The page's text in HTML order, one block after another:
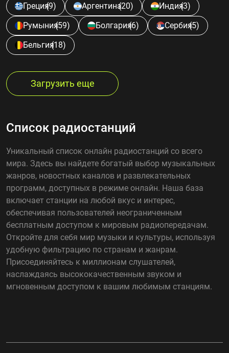
Греция(9) Аргентина(20) Индия(3)
Румыния(59) Болгария(6) Сербия(5)
Бельгия(18)
Загрузить еще
Список радиостанций
Уникальный список онлайн радиостанций со всего
мира. Здесь вы найдете богатый выбор музыкальных
жанров, новостных каналов и развлекательных
программ, доступных в режиме онлайн. Наша база
включает станции на любой вкус и интерес,
обеспечивая пользователей неограниченным
бесплатным доступом к мировым радиопередачам.
Откройте для себя мир музыки и культуры, используя
удобную фильтрацию по странам и жанрам.
Присоединяйтесь к миллионам слушателей,
наслаждаясь высококачественным звуком и
мгновенным доступом к вашим любимым станциям.